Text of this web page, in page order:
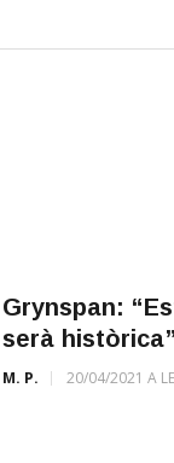
Grynspan:
serà històrica”
M. P. 20/04/2021 A